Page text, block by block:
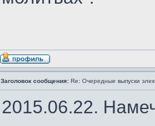
Заголовок сообщения: Re: Очередные выпуски
2015.06.22.